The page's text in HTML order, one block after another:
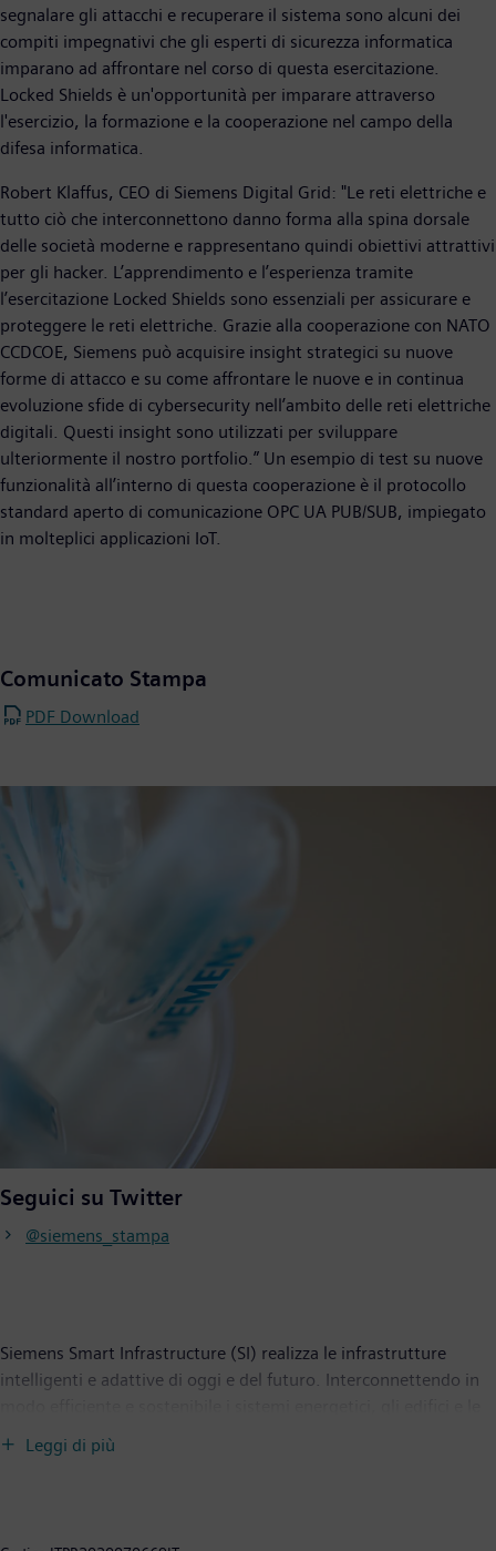
segnalare gli attacchi e recuperare il sistema sono alcuni dei
compiti impegnativi che gli esperti di sicurezza informatica
imparano ad affrontare nel corso di questa esercitazione.
Locked Shields è un'opportunità per imparare attraverso
l'esercizio, la formazione e la cooperazione nel campo della
difesa informatica.
Robert Klaffus, CEO di Siemens Digital Grid: "Le reti elettriche e
tutto ciò che interconnettono danno forma alla spina dorsale
delle società moderne e rappresentano quindi obiettivi attrattivi
per gli hacker. L’apprendimento e l’esperienza tramite
l’esercitazione Locked Shields sono essenziali per assicurare e
proteggere le reti elettriche. Grazie alla cooperazione con NATO
CCDCOE, Siemens può acquisire insight strategici su nuove
forme di attacco e su come affrontare le nuove e in continua
evoluzione sfide di cybersecurity nell’ambito delle reti elettriche
digitali. Questi insight sono utilizzati per sviluppare
ulteriormente il nostro portfolio.” Un esempio di test su nuove
funzionalità all’interno di questa cooperazione è il protocollo
standard aperto di comunicazione OPC UA PUB/SUB, impiegato
in molteplici applicazioni IoT.
Comunicato Stampa
PDF Download
Seguici su Twitter
@siemens_stampa
Siemens Smart Infrastructure (SI) realizza le infrastrutture
intelligenti e adattive di oggi e del futuro. Interconnettendo in
industrie, contribuisce ad affrontare con successo le crescenti
sfide globali legate all’urbanizzazione e al cambiamento
Leggi di più